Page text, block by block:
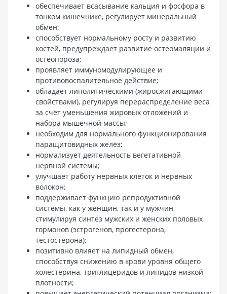
обеспечивает всасывание кальция и фосфора в
тонком кишечнике, регулирует минеральный
обмен;
способствует нормальному росту и развитию
костей, предупреждает развитие остеомаляции и
остеопороза;
проявляет иммуномодулирующее и
противовоспалительное действие;
обладает липолитическими (жиросжигающими
свойствами), регулируя перераспределение веса
за счёт уменьшения жировых отложений и
набора мышечной массы;
необходим для нормального функционирования
паращитовидных желёз;
нормализует деятельность вегетативной
нервной системы;
улучшает работу нервных клеток и нервных
волокон;
поддерживает функцию репродуктивной
системы, как у женщин, так и у мужчин,
стимулируя синтез мужских и женских половых
гормонов (эстрогенов, прогестерона,
тестостерона);
позитивно влияет на липидный обмен,
способствуя снижению в крови уровня общего
холестерина, триглицеридов и липидов низкой
плотности;